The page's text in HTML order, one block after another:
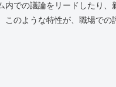
内での議論をリードしたり、
のような特性が、職場での